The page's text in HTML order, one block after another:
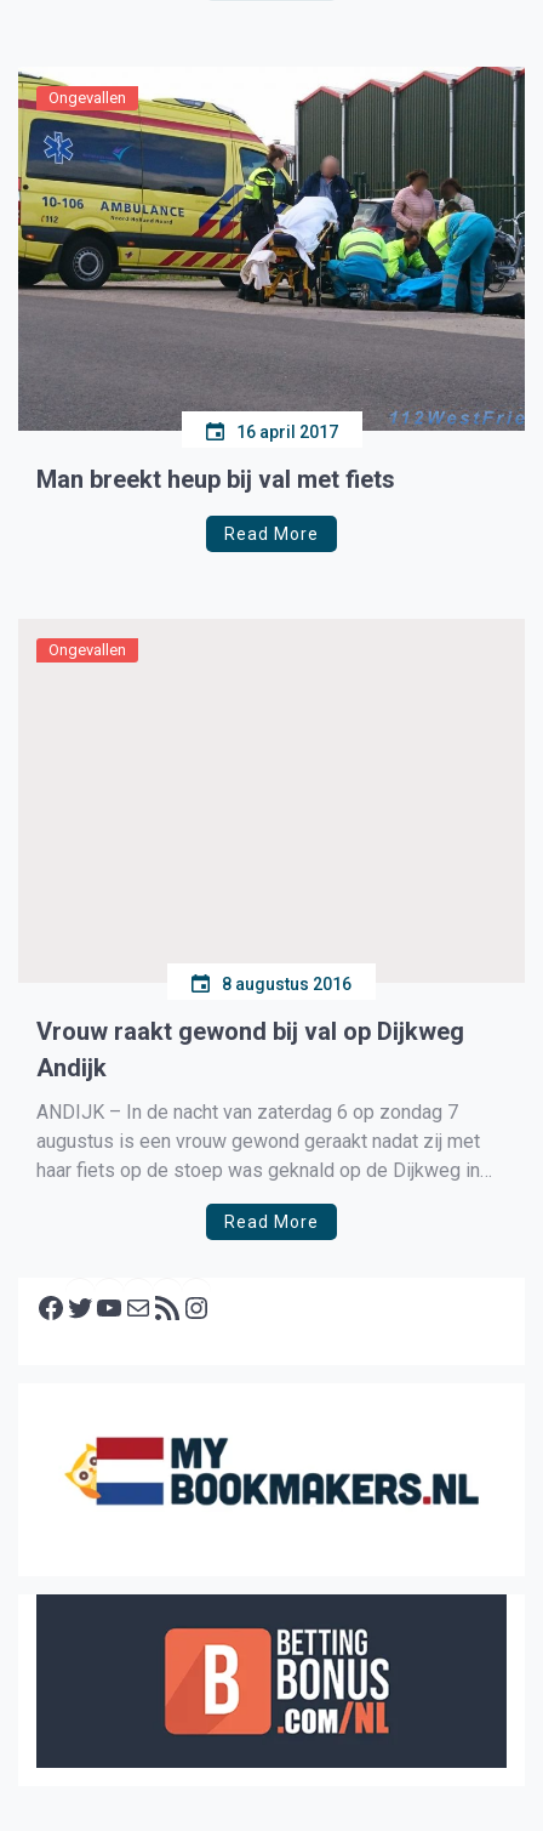
Ongevallen
16 april 2017
Man breekt heup bij val met fiets
Read More
Ongevallen
8 augustus 2016
Vrouw raakt gewond bij val op Dijkweg
Andijk
ANDIJK – In de nacht van zaterdag 6 op zondag 7
augustus is een vrouw gewond geraakt nadat zij met
haar fiets op de stoep was geknald op de Dijkweg in
Andijk. Politie-eenheden,
Read More
Facebook Twitter YouTube E-mail RSS feed